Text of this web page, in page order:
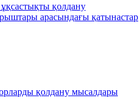
қолдану
арасындағы қатынастар
қолдану мысалдары